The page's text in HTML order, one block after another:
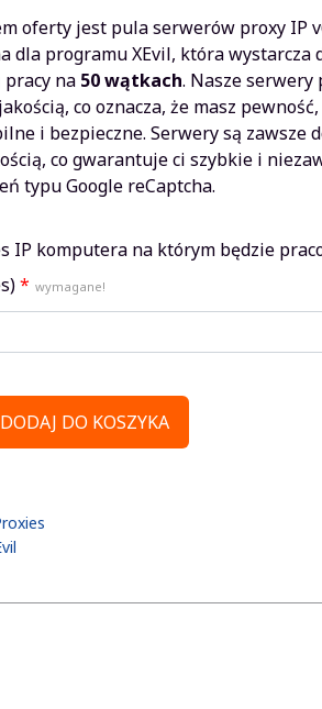
cena
wynosiła:
420.00zł.
cena
wynosi:
342.50zł.
oferty jest pula serwerów proxy IP
dla programu XEvil, która wystarcza
na 50 wątkach. Nasze serwery
co oznacza, że ​​masz
i bezpieczne. Serwery są zawsze
co gwarantuje ci szybkie i
typu Google reCaptcha.
IP komputera na którym będzie
* wymagane!
DODAJ DO KOSZYKA